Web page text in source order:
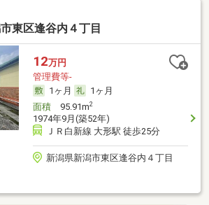
東区逢谷内４丁目
12万円
管理費等-
1ヶ月
1ヶ月
面積95.91m2
1974年9月(築52年)
ＪＲ白新線 大形駅 徒歩25分
新潟県新潟市東区逢谷内４丁目